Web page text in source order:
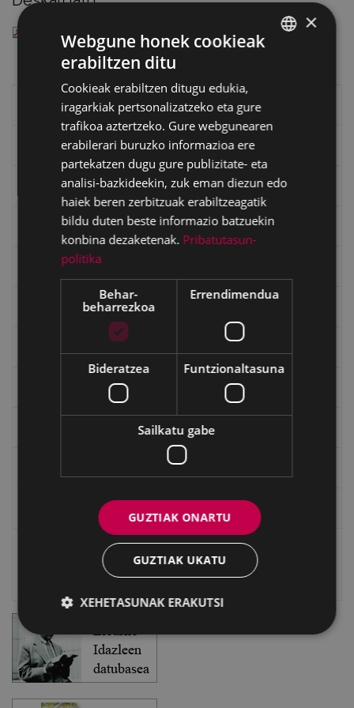
Eibarko liburuak
eta kitto
"Eibar" rebista sarean
Goi Argi aldizkaria
Kultura egitaraua
Bidegileak
Txostenak eta dokumentuak
Eibarko Fonoteka
Eibarko Idazlanen Datu-basea
×
Webgune honek cookieak
erabiltzen ditu
Cookieak erabiltzen ditugu edukia,
iragarkiak pertsonalizatzeko eta gure
trafikoa aztertzeko. Gure webgunearen
erabilerari buruzko informazioa ere
partekatzen dugu gure publizitate- eta
analisi-bazkideekin, zuk eman diezun edo
haiek beren zerbitzuak erabiltzeagatik
bildu duten beste informazio batzuekin
konbina dezaketenak. Pribatutasun-
politika
Behar-
beharrezkoa
Errendimendua
Bideratzea Funtzionaltasuna
Sailkatu gabe
GUZTIAK ONARTU
GUZTIAK UKATU
XEHETASUNAK ERAKUTSI